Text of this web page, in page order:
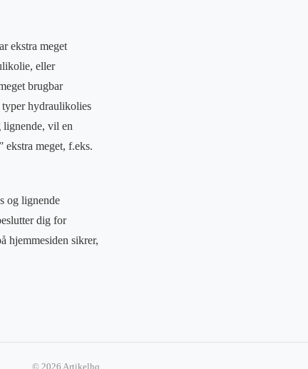
ekstra meget
eller
brugbar
typer hydraulikolies
vil en
meget, f.eks.
og lignende
dig for
hjemmesiden sikrer,
© 2026 Artikelhq